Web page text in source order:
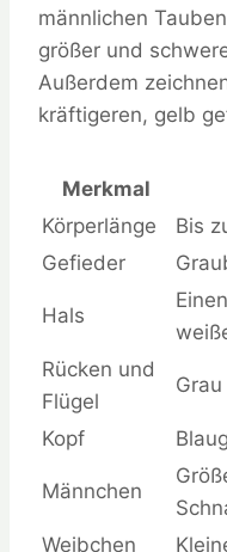
männlichen
größer und
Außerdem
kräftigeren, gelb
Merkmal
Körperlänge
Bis
Gefieder
Hals
Rücken und
Flügel
Grau
Kopf
Männchen
Weibchen